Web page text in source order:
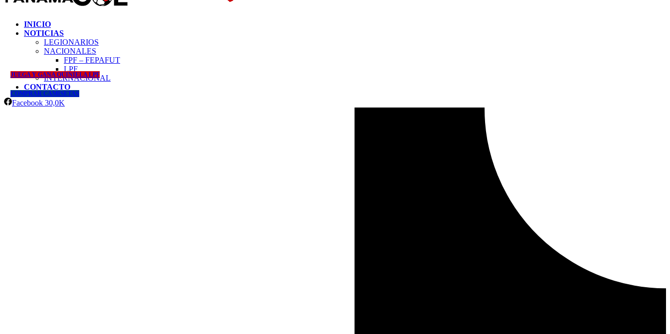
INICIO
NOTICIAS
LEGIONARIOS
NACIONALES
FPF – FEPAFUT
LPF
INTERNACIONAL
CONTACTO
JUEGA Y GANA QUINIELA LPF
COMPRAR CAMISETAS
Facebook 30,0K